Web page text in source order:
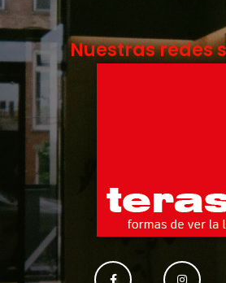
Nuestras redes